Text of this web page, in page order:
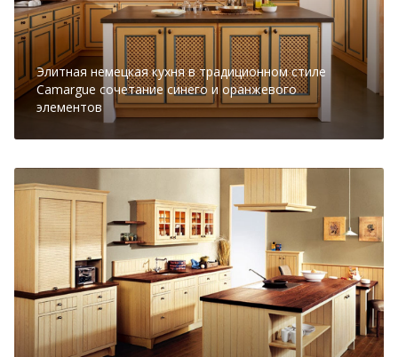
Элитная немецкая кухня в традиционном стиле
Camargue сочетание синего и оранжевого
элементов